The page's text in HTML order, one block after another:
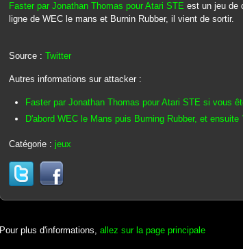
Faster par Jonathan Thomas pour Atari STE est un jeu de
ligne de WEC le mans et Burnin Rubber, il vient de sortir.
Source : Twitter
Autres informations sur attacker :
Faster par Jonathan Thomas pour Atari STE si vous
D'abord WEC le Mans puis Burning Rubber, et ensuite
Catégorie : jeux
Pour plus d'informations, allez sur la page principale